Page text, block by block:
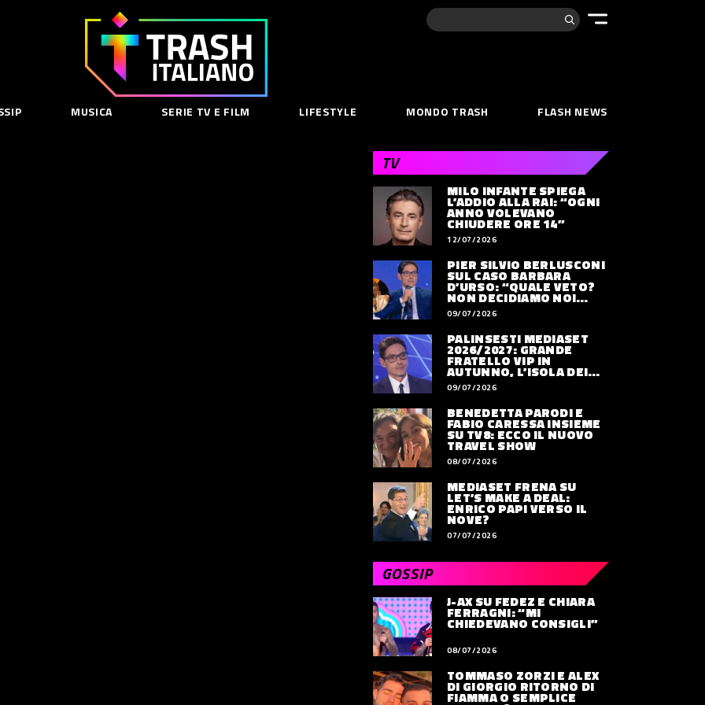
Cerca:
Trash
Italiano
MUSICA SERIE TV E FILM LIFESTYLE MONDO TRASH FLASH NEWS
TV
MILO INFANTE SPIEGA
L’ADDIO ALLA RAI: “OGNI
ANNO VOLEVANO
CHIUDERE ORE 14”
12/07/2026
PIER SILVIO BERLUSCONI
SUL CASO BARBARA
D’URSO: “QUALE VETO?
NON DECIDIAMO NOI
DOVE LAVORERÀ”
09/07/2026
PALINSESTI MEDIASET
2026/2027: GRANDE
FRATELLO VIP IN
AUTUNNO, L’ISOLA DEI
FAMOSI SLITTA AL 2027
09/07/2026
BENEDETTA PARODI E
FABIO CARESSA INSIEME
SU TV8: ECCO IL NUOVO
TRAVEL SHOW
08/07/2026
MEDIASET FRENA SU
LET’S MAKE A DEAL:
ENRICO PAPI VERSO IL
NOVE?
07/07/2026
GOSSIP
J-AX SU FEDEZ E CHIARA
FERRAGNI: “MI
CHIEDEVANO CONSIGLI”
08/07/2026
TOMMASO ZORZI E ALEX
DI GIORGIO RITORNO DI
FIAMMA O SEMPLICE